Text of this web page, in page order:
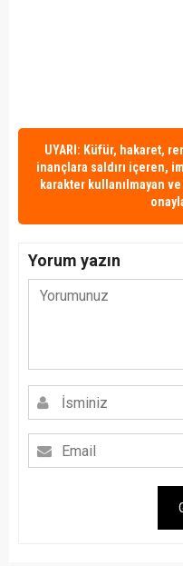
UYARI: Küfür, hakaret,
inançlara saldırı içeren,
karakter kullanılmayan
Yorum yazın